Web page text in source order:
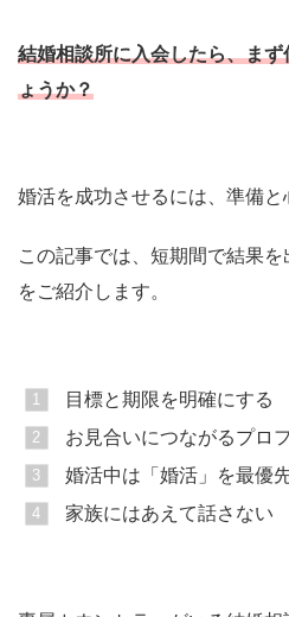
結婚相談所に入会したら、ま
ょうか？
婚活を成功させるには、準備と
この記事では、短期間で結果
をご紹介します。
目標と期限を明確にする
お見合いにつながるプロ
婚活中は「婚活」を最優
家族にはあえて話さない